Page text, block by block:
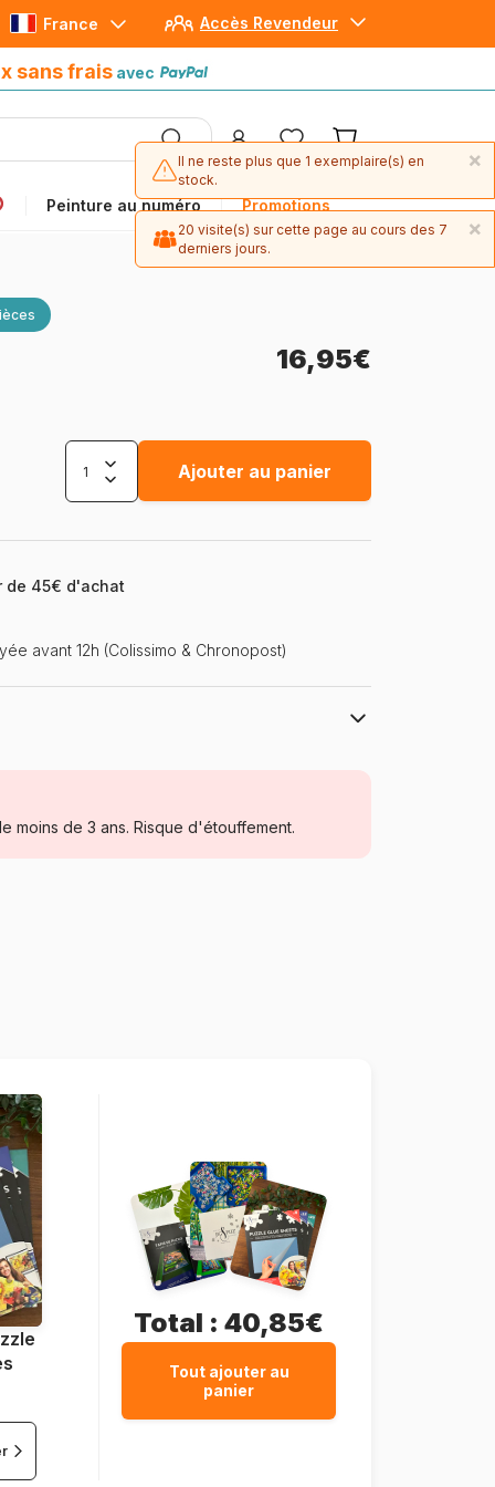
Accès Revendeur
France
sans frais avec
Peinture au numéro Promotions
avec Paypal
16,95€
Ajouter au panier
de 45€ d'achat
avant 12h (Colissimo & Chronopost)
à partir de 8 ans (101 à 250 pièces)
moins de 3 ans. Risque d'étouffement.
Total : 40,85€
Tout ajouter au
panier
×
Il ne reste plus que 1 exemplaire(s) en
stock.
×
20 visite(s) sur cette page au cours des 7
derniers jours.